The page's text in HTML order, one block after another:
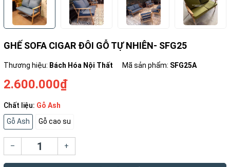
GHẾ SOFA CIGAR ĐÔI GỖ TỰ NHIÊN- SFG25
Thương hiệu: Bách Hóa Nội Thất Mã sản phẩm: SFG25A
2.600.000₫
Chất liệu: Gỗ Ash
Gỗ Ash
Gỗ cao su
– +